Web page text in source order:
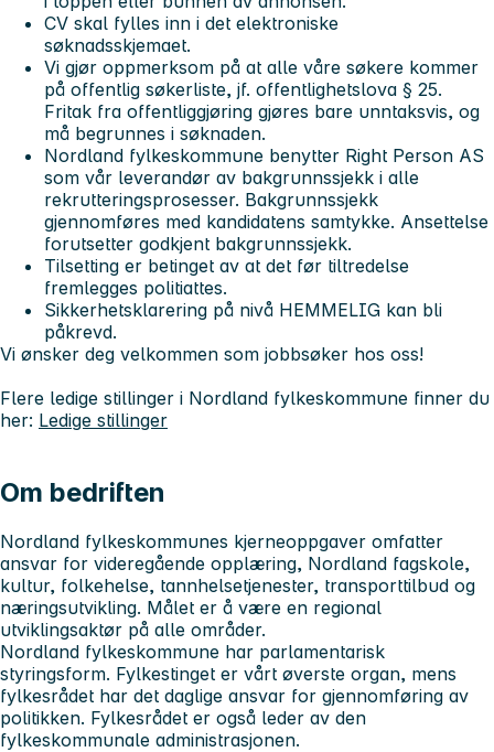
CV skal fylles inn i det elektroniske
søknadsskjemaet.
Vi gjør oppmerksom på at alle våre søkere kommer
på offentlig søkerliste, jf. offentlighetslova § 25.
Fritak fra offentliggjøring gjøres bare unntaksvis, og
må begrunnes i søknaden.
Nordland fylkeskommune benytter Right Person AS
som vår leverandør av bakgrunnssjekk i alle
rekrutteringsprosesser. Bakgrunnssjekk
gjennomføres med kandidatens samtykke. Ansettelse
forutsetter godkjent bakgrunnssjekk.
Tilsetting er betinget av at det før tiltredelse
fremlegges politiattes.
Sikkerhetsklarering på nivå HEMMELIG kan bli
påkrevd.
Vi ønsker deg velkommen som jobbsøker hos oss!
Flere ledige stillinger i Nordland fylkeskommune finner du
her: Ledige stillinger
Om bedriften
Nordland fylkeskommunes kjerneoppgaver omfatter
ansvar for videregående opplæring, Nordland fagskole,
kultur, folkehelse, tannhelsetjenester, transporttilbud og
næringsutvikling. Målet er å være en regional
utviklingsaktør på alle områder.
Nordland fylkeskommune har parlamentarisk
styringsform. Fylkestinget er vårt øverste organ, mens
fylkesrådet har det daglige ansvar for gjennomføring av
politikken. Fylkesrådet er også leder av den
fylkeskommunale administrasjonen.